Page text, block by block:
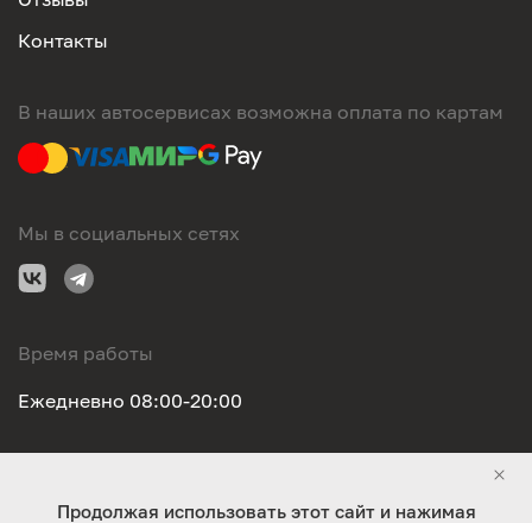
Контакты
В наших автосервисах возможна оплата по картам
Мы в социальных сетях
Время работы
Ежедневно 08:00-20:00
Продолжая использовать этот сайт и нажимая